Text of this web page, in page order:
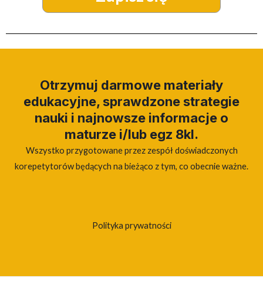
Otrzymuj darmowe materiały
edukacyjne, sprawdzone strategie
nauki i najnowsze informacje o
maturze i/lub egz 8kl.
Wszystko przygotowane przez zespół doświadczonych
korepetytorów będących na bieżąco z tym, co obecnie ważne.
Polityka prywatności